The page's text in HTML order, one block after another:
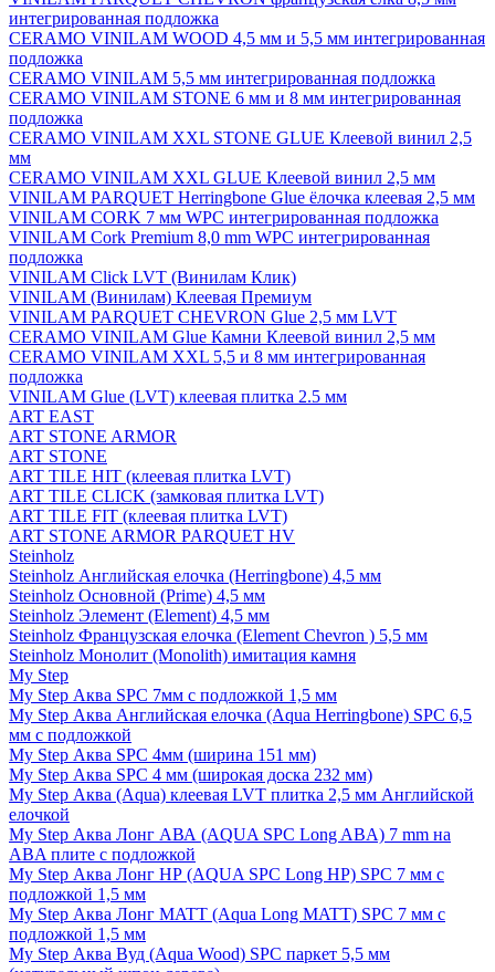
интегрированная подложка
CERAMO VINILAM WOOD 4,5 мм и 5,5 мм интегрированная
подложка
CERAMO VINILAM 5,5 мм интегрированная подложка
CERAMO VINILAM STONE 6 мм и 8 мм интегрированная
подложка
CERAMO VINILAM XXL STONE GLUE Клеевой винил 2,5
мм
CERAMO VINILAM XXL GLUE Клеевой винил 2,5 мм
VINILAM PARQUET Herringbone Glue ёлочка клеевая 2,5 мм
VINILAM CORK 7 мм WPC интегрированная подложка
VINILAM Cork Premium 8,0 mm WPC интегрированная
подложка
VINILAM Click LVT (Винилам Клик)
VINILAM (Винилам) Клеевая Премиум
VINILAM PARQUET CHEVRON Glue 2,5 мм LVT
CERAMO VINILAM Glue Камни Клеевой винил 2,5 мм
CERAMO VINILAM XXL 5,5 и 8 мм интегрированная
подложка
VINILAM Glue (LVT) клеевая плитка 2.5 мм
ART EAST
ART STONE ARMOR
ART STONE
ART TILE HIT (клеевая плитка LVT)
ART TILE CLICK (замковая плитка LVT)
ART TILE FIT (клеевая плитка LVT)
ART STONE ARMOR PARQUET HV
Steinholz
Steinholz Английская елочка (Herringbone) 4,5 мм
Steinholz Основной (Prime) 4,5 мм
Steinholz Элемент (Element) 4,5 мм
Steinholz Французская елочка (Element Chevron ) 5,5 мм
Steinholz Монолит (Monolith) имитация камня
My Step
My Step Аква SPC 7мм c подложкой 1,5 мм
My Step Аква Английская елочка (Aqua Herringbone) SPC 6,5
мм с подложкой
My Step Аква SPC 4мм (ширина 151 мм)
My Step Аква SPC 4 мм (широкая доска 232 мм)
My Step Аква (Aqua) клеевая LVT плитка 2,5 мм Английской
елочкой
My Step Аква Лонг АВА (AQUA SPC Long ABA) 7 mm на
ABA плите с подложкой
My Step Аква Лонг НР (AQUA SPC Long HP) SPC 7 мм с
подложкой 1,5 мм
My Step Аква Лонг MATT (Aqua Long MATT) SPC 7 мм с
подложкой 1,5 мм
My Step Аква Вуд (Aqua Wood) SPC паркет 5,5 мм